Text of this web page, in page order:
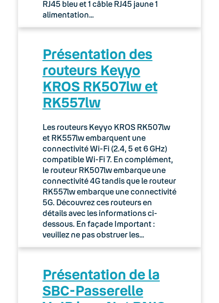
RJ45 bleu et 1 câble RJ45 jaune 1
alimentation…
Présentation des
routeurs Keyyo
KROS RK507lw et
RK557lw
Les routeurs Keyyo KROS RK507lw
et RK557lw embarquent une
connectivité Wi-Fi (2.4, 5 et 6 GHz)
compatible Wi-Fi 7. En complément,
le routeur RK507lw embarque une
connectivité 4G tandis que le routeur
RK557lw embarque une connectivité
5G. Découvrez ces routeurs en
détails avec les informations ci-
dessous. En façade Important :
veuillez ne pas obstruer les…
Présentation de la
SBC-Passerelle